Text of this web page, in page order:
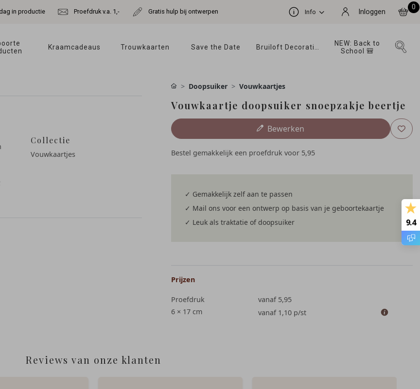
in productie Proefdruk v.a. 1,- Gratis hulp bij ontwerpen Info Inloggen
0
Kraamcadeaus Trouwkaarten Save the Date
NEW: Back to
School 🎒
Collectie
Vouwkaartjes
Doopsuiker Vouwkaartjes
Vouwkaartje doopsuiker snoepzakje beertje
Bewerken
Bestel gemakkelijk een proefdruk voor 5,95
✓ Gemakkelijk zelf aan te passen
✓ Mail ons voor een ontwerp op basis van je geboortekaartje
✓ Leuk als traktatie of doopsuiker
Prijzen
Proefdruk
vanaf 5,95
6 × 17 cm
vanaf 1,10 p/st
9.4
Reviews van onze klanten